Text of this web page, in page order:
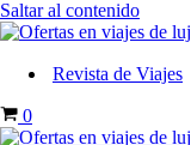
Saltar al contenido
Revista de Viajes
Carrito
0